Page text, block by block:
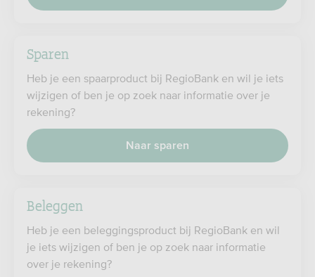
Sparen
Heb je een spaarproduct bij RegioBank en wil je iets
wijzigen of ben je op zoek naar informatie over je
rekening?
Naar sparen
Beleggen
Heb je een beleggingsproduct bij RegioBank en wil
je iets wijzigen of ben je op zoek naar informatie
over je rekening?